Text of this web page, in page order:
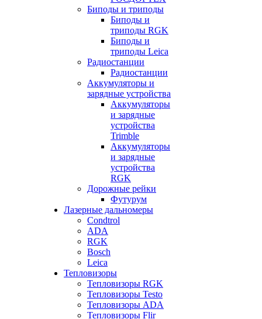
Биподы и триподы
Биподы и
триподы RGK
Биподы и
триподы Leica
Радиостанции
Радиостанции
Аккумуляторы и
зарядные устройства
Аккумуляторы
и зарядные
устройства
Trimble
Аккумуляторы
и зарядные
устройства
RGK
Дорожные рейки
Футурум
Лазерные дальномеры
Condtrol
ADA
RGK
Bosch
Leica
Тепловизоры
Тепловизоры RGK
Тепловизоры Testo
Тепловизоры ADA
Тепловизоры Flir